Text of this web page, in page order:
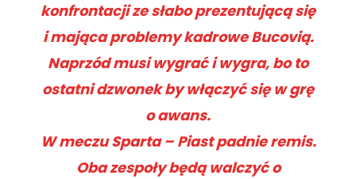
konfrontacji ze słabo prezentującą się
i mająca problemy kadrowe Bucovią.
Naprzód musi wygrać i wygra, bo to
ostatni dzwonek by włączyć się w grę
o awans.
W meczu Sparta – Piast padnie remis.
Oba zespoły będą walczyć o